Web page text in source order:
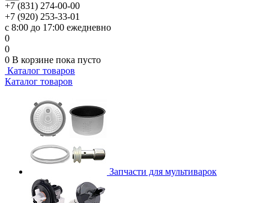
+7 (831) 274-00-00
+7 (920) 253-33-01
с 8:00 до 17:00 ежедневно
0
0
0 В корзине пока пусто
Каталог товаров
Каталог товаров
Запчасти для мультиварок